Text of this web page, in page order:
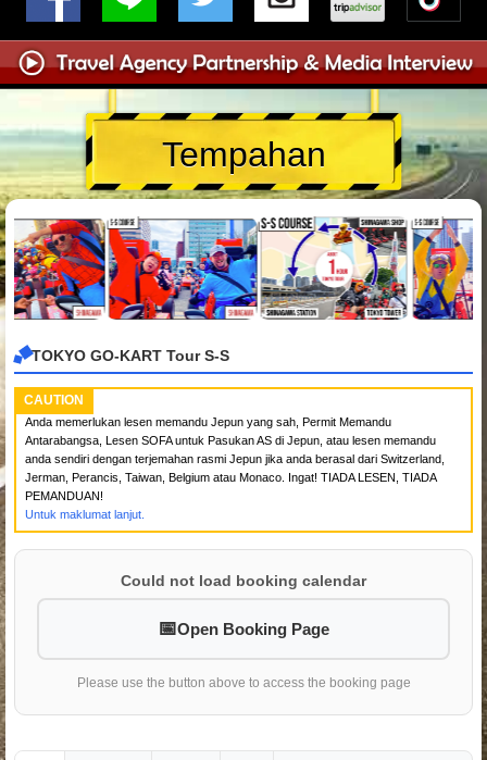
Tempahan
TOKYO GO-KART Tour S-S
CAUTION
Anda memerlukan lesen memandu Jepun yang sah, Permit Memandu
Antarabangsa, Lesen SOFA untuk Pasukan AS di Jepun, atau lesen memandu
anda sendiri dengan terjemahan rasmi Jepun jika anda berasal dari Switzerland,
Jerman, Perancis, Taiwan, Belgium atau Monaco. Ingat! TIADA LESEN, TIADA
PEMANDUAN!
Untuk maklumat lanjut.
Could not load booking calendar
Open Booking Page
Please use the button above to access the booking page